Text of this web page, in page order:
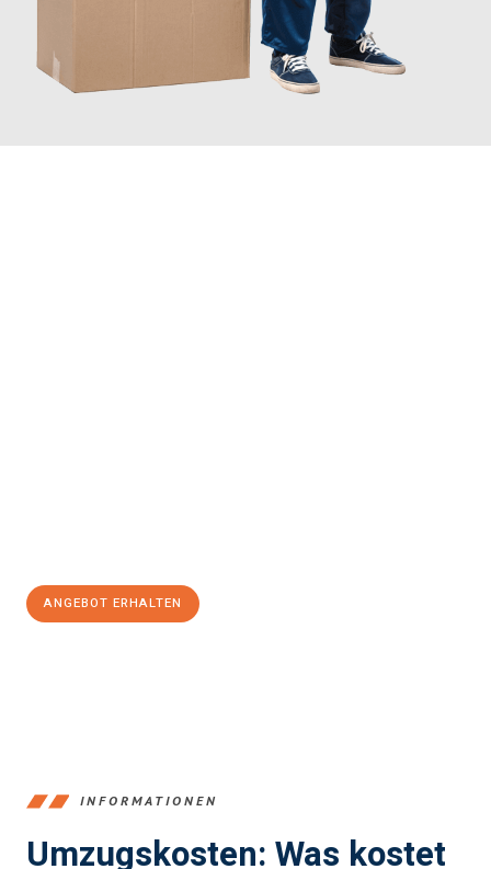
ANGEBOT ERHALTEN
INFORMATIONEN
Umzugskosten: Was kostet